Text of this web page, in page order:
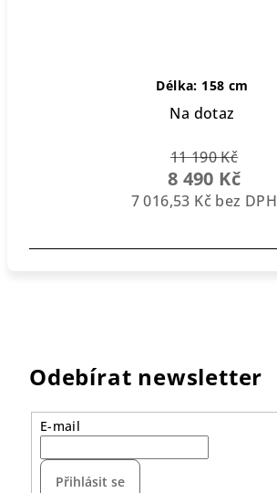
Délka: 158 cm
Na dotaz
11 190 Kč
8 490 Kč
7 016,53 Kč bez DPH
Odebírat newsletter
E-mail
Přihlásit se